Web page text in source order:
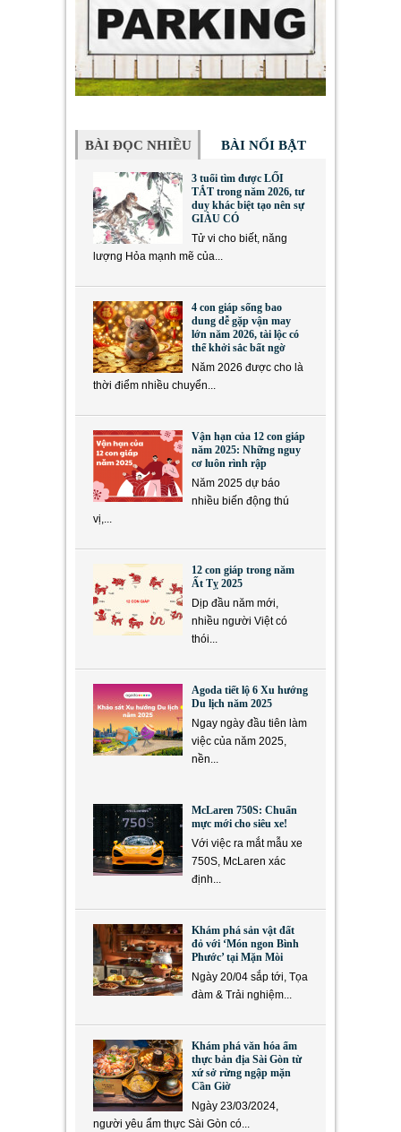
BÀI ĐỌC NHIỀU BÀI NỔI BẬT
3 tuổi tìm được LỐI
TẮT trong năm 2026, tư
duy khác biệt tạo nên sự
GIÀU CÓ
Tử vi cho biết, năng
lượng Hỏa mạnh mẽ của...
4 con giáp sống bao
dung dễ gặp vận may
lớn năm 2026, tài lộc có
thể khởi sắc bất ngờ
Năm 2026 được cho là
thời điểm nhiều chuyển...
Vận hạn của 12 con giáp
năm 2025: Những nguy
cơ luôn rình rập
Năm 2025 dự báo
nhiều biến động thú
vị,...
12 con giáp trong năm
Ất Tỵ 2025
Dịp đầu năm mới,
nhiều người Việt có
thói...
Agoda tiết lộ 6 Xu hướng
Du lịch năm 2025
Ngay ngày đầu tiên làm
việc của năm 2025,
nền...
McLaren 750S: Chuẩn
mực mới cho siêu xe!
Với việc ra mắt mẫu xe
750S, McLaren xác
định...
Khám phá sản vật đất
đỏ với ‘Món ngon Bình
Phước’ tại Mặn Mòi
Ngày 20/04 sắp tới, Tọa
đàm & Trải nghiệm...
Khám phá văn hóa ẩm
thực bản địa Sài Gòn từ
xứ sở rừng ngập mặn
Cần Giờ
Ngày 23/03/2024,
người yêu ẩm thực Sài Gòn có...